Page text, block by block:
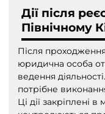
Дії після
Північному
Після проходження
юридична особа
ведення
потрібне
Ці дії закріплені